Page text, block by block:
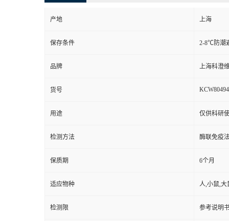
产地 上海
保存条件 2-8℃防潮
品牌 上海科澄
货号 KCW80494
用途 仅供科研
检测方法 酶联免疫
保质期 6个月
适应物种 人,小鼠,大
检测限 参考说明